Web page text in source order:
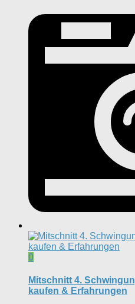
0
Mitschnitt 4.
kaufen & Erfahrungen